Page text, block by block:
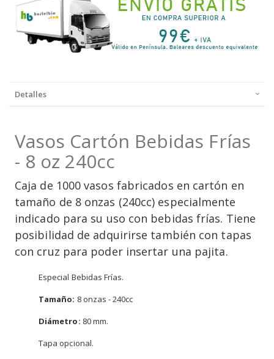
Detalles
Vasos Cartón Bebidas Frías
- 8 oz 240cc
Caja de 1000 vasos fabricados en cartón en
tamaño de 8 onzas (240cc) especialmente
indicado para su uso con bebidas frías. Tiene
posibilidad de adquirirse también con tapas
con cruz para poder insertar una pajita.
Especial Bebidas Frías.
Tamaño: 8 onzas - 240cc
Diámetro: 80 mm.
Tapa opcional.